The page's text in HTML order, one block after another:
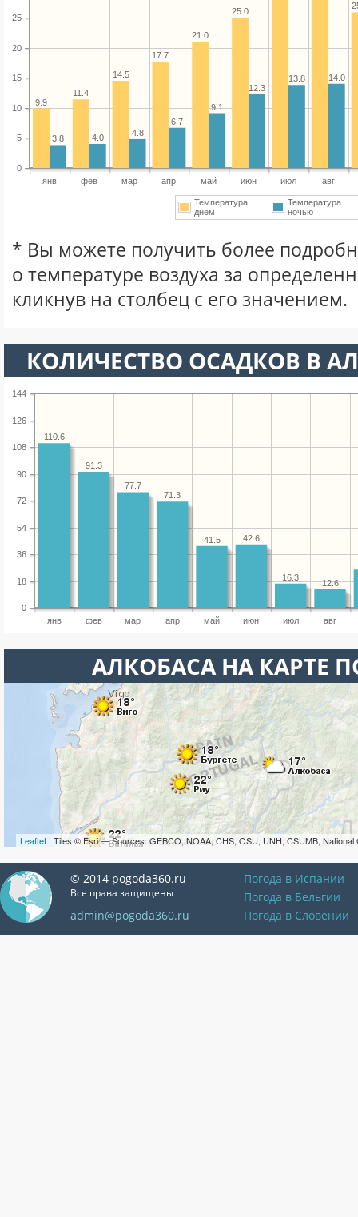
янв фев мар апр май июн июл авг
0
5
10
15
20
25
25.0
21.0
17.7
14.5
11.4
9.9
14.0
13.8
12.3
9.1
6.7
4.8
4.0
3.8
Температура
днем
Температура
ночью
* Вы можете получить более
о температуре воздуха за
кликнув на столбец с его значением.
КОЛИЧЕСТВО ОСАДКОВ В
янв фев мар апр май июн июл авг
0
18
36
54
72
90
108
126
144
12.6
16.3
42.6
41.5
71.3
77.7
91.3
110.6
АЛКОБАСА НА КАРТЕ
Leaflet | Tiles © Esri — Sources: GEBCO, NOAA, CHS, OSU, UNH, CSUMB, National
© 2014 pogoda360.ru
Все права защищены
admin@pogoda360.ru
Погода в Испании
Погода в Бельгии
Погода в Словении